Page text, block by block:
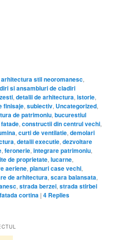
arhitectura stil neoromanesc,
si ansambluri de cladiri
,detalii de arhitectura,istorie,
finisaje,subiectiv, Uncategorized,
de patrimoniu,bucurestiul
,constructii din centrul vechi,
,curti de ventilatie,demolari
,detalii executie,dezvoltare
,feronerie,integrare patrimoniu,
de proprietate,lucarne,
aeriene,planuri case vechi,
de arhitectura,scara balansata,
,strada berzei,strada stirbei
cortina |4 Replies